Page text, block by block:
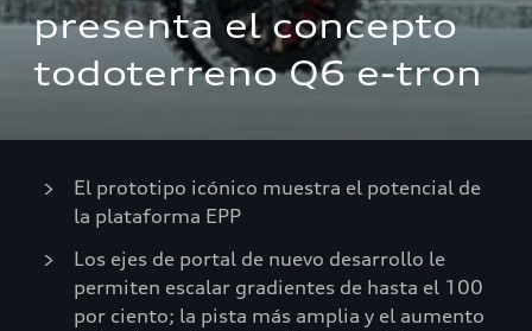
presenta el concepto
todoterreno Q6 e-tron
El prototipo icónico muestra el potencial de
la plataforma EPP
Los ejes de portal de nuevo desarrollo le
permiten escalar gradientes de hasta el 100
por ciento; la pista más amplia y el aumento